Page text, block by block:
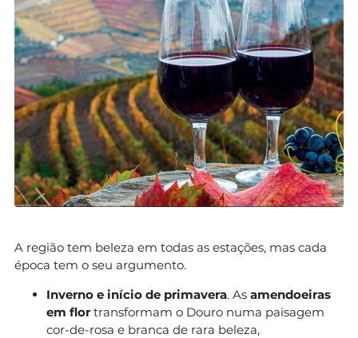
A região tem beleza em todas as estações, mas cada
época tem o seu argumento.
Inverno e início de primavera. As amendoeiras
em flor transformam o Douro numa paisagem
cor-de-rosa e branca de rara beleza,